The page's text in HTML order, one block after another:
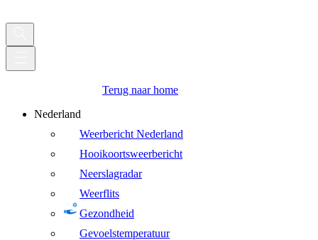
Terug naar home
Nederland
Weerbericht Nederland
Hooikoortsweerbericht
Neerslagradar
Weerflits
Gezondheid
Gevoelstemperatuur